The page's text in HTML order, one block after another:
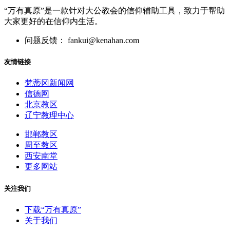
“万有真原”是一款针对大公教会的信仰辅助工具，致力于帮助
大家更好的在信仰内生活。
问题反馈： fankui@kenahan.com
友情链接
梵蒂冈新闻网
信德网
北京教区
辽宁教理中心
邯郸教区
周至教区
西安南堂
更多网站
关注我们
下载“万有真原”
关于我们